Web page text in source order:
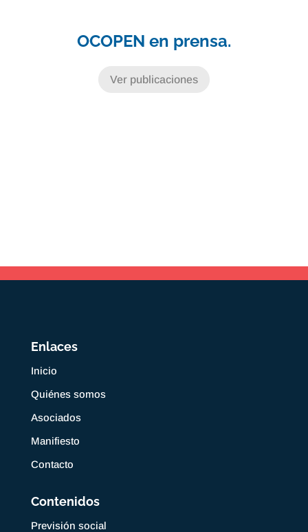
OCOPEN en prensa.
Ver publicaciones
Enlaces
Inicio
Quiénes somos
Asociados
Manifiesto
Contacto
Contenidos
Previsión social